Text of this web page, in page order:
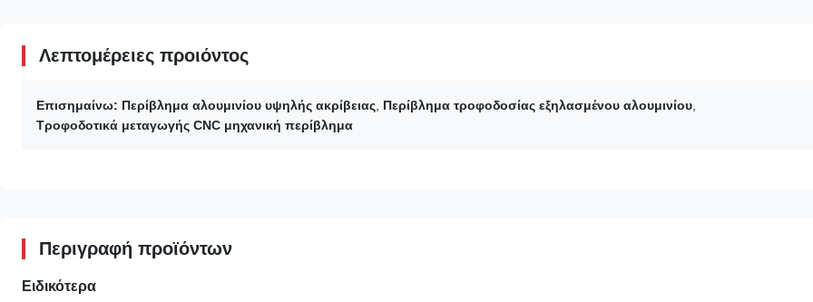
Λεπτομέρειες προιόντος
Επισημαίνω: Περίβλημα αλουμινίου υψηλής ακρίβειας Περίβλημα τροφοδοσίας εξηλασμένου αλουμινίου
Τροφοδοτικά μεταγωγής CNC μηχανική περίβλημα
Περιγραφή προϊόντων
Ειδικότερα